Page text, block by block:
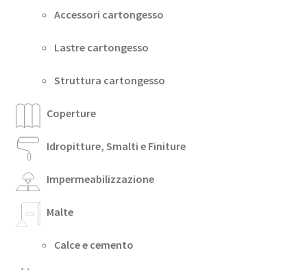
Accessori cartongesso
Lastre cartongesso
Struttura cartongesso
Coperture
Idropitture, Smalti e Finiture
Impermeabilizzazione
Malte
Calce e cemento